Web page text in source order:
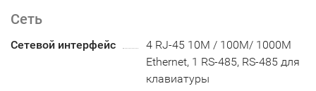
Сеть
Сетевой интерфейс
4 RJ-45 10M / 100M/ 1000М
Ethernet, 1 RS-485, RS-485 для
клавиатуры